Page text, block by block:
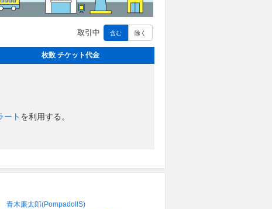
取引中 含む 除く
枚数 チケット代金
ート を利用する。
青木廉太郎(PompadollS)